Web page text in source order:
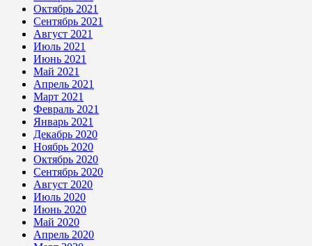
Октябрь 2021
Сентябрь 2021
Август 2021
Июль 2021
Июнь 2021
Май 2021
Апрель 2021
Март 2021
Февраль 2021
Январь 2021
Декабрь 2020
Ноябрь 2020
Октябрь 2020
Сентябрь 2020
Август 2020
Июль 2020
Июнь 2020
Май 2020
Апрель 2020